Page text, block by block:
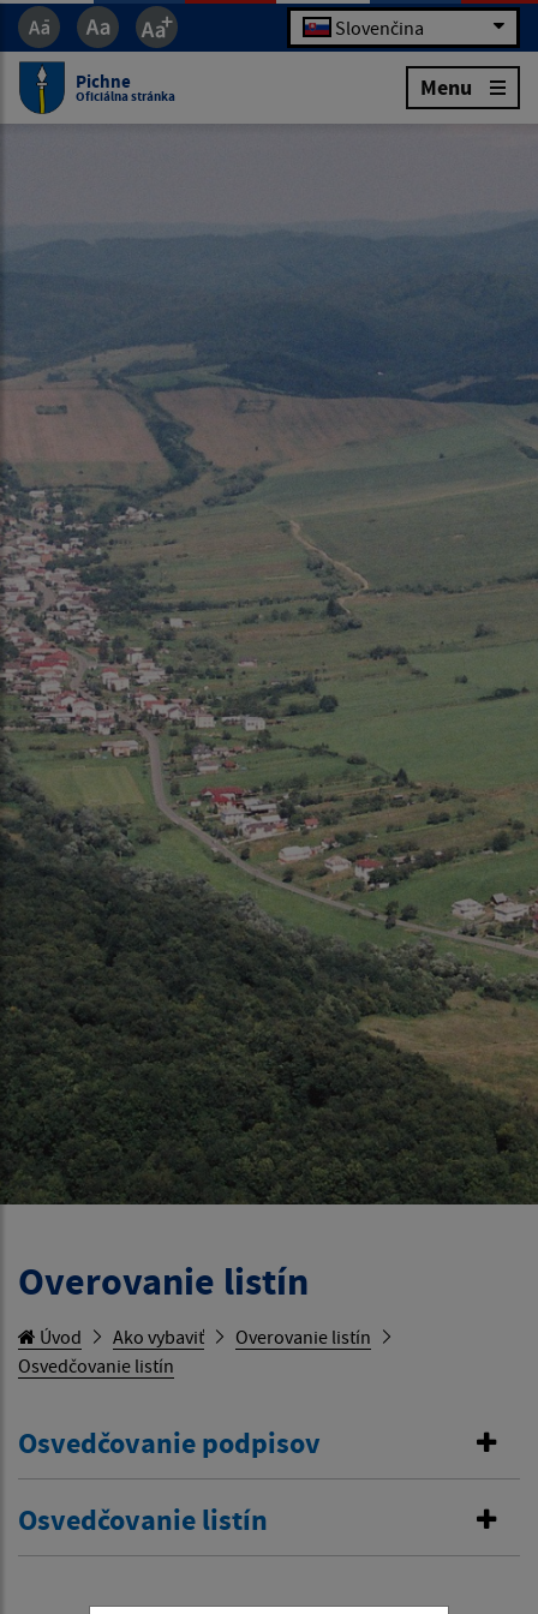
Slovenčina
Pichne
Oficiálna stránka Menu
Overovanie listín
Úvod Ako vybaviť
Overovanie listín
Osvedčovanie listín
Osvedčovanie podpisov
Osvedčovanie listín